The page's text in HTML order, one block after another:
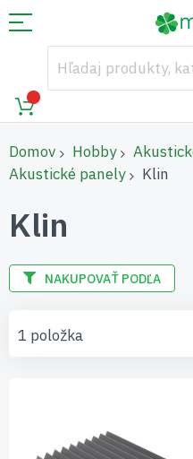
Domov Hobby
Akustické panely
Klin
Klin
1 položka
NAKUPOVAŤ PODĽA